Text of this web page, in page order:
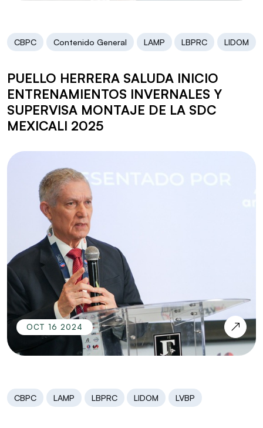
CBPC Contenido General LAMP LBPRC LIDOM
PUELLO HERRERA SALUDA INICIO
ENTRENAMIENTOS INVERNALES Y
SUPERVISA MONTAJE DE LA SDC
MEXICALI 2025
OCT 16 2024
CBPC LAMP LBPRC LIDOM LVBP